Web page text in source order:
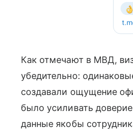
Как отмечают в МВД,
убедительно:
создавали ощущение
было усиливать
данные якобы